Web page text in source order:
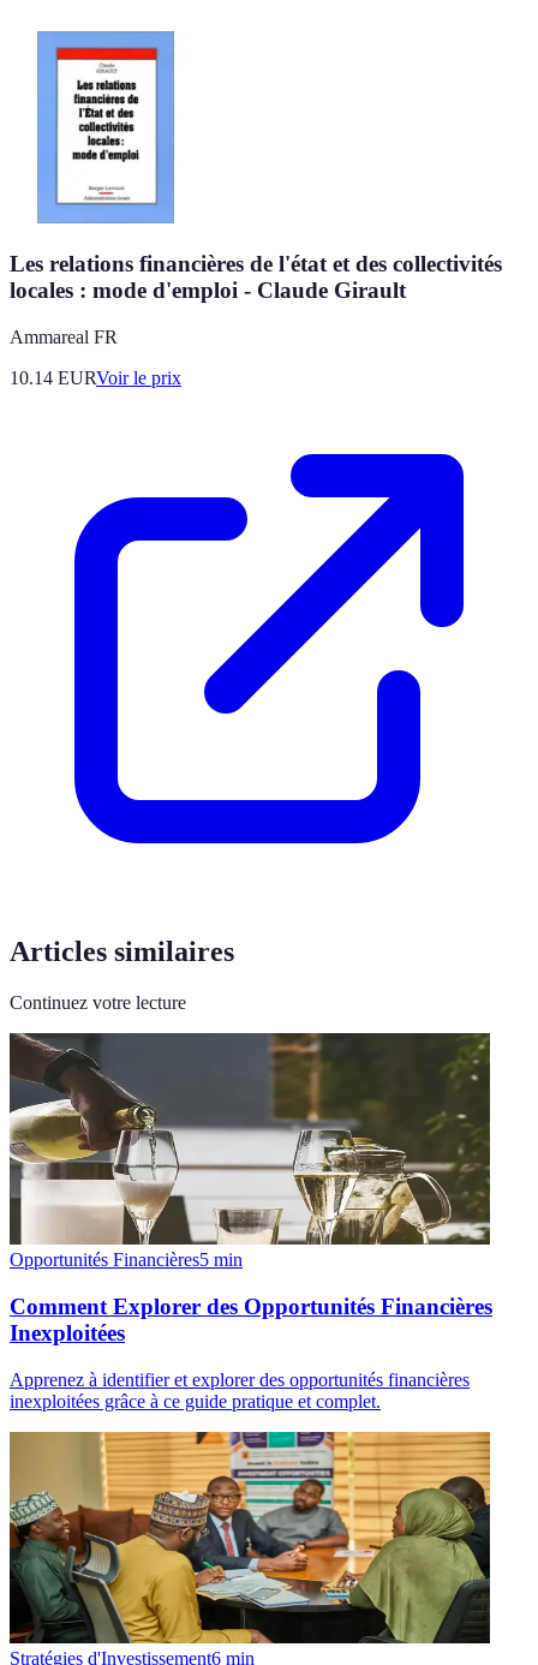
Les relations financières de l'état et des collectivités
locales : mode d'emploi - Claude Girault
Ammareal FR
10.14 EURVoir le prix
Articles similaires
Continuez votre lecture
Opportunités Financières5 min
Comment Explorer des Opportunités Financières
Inexploitées
Apprenez à identifier et explorer des opportunités financières
inexploitées grâce à ce guide pratique et complet.
Stratégies d'Investissement6 min